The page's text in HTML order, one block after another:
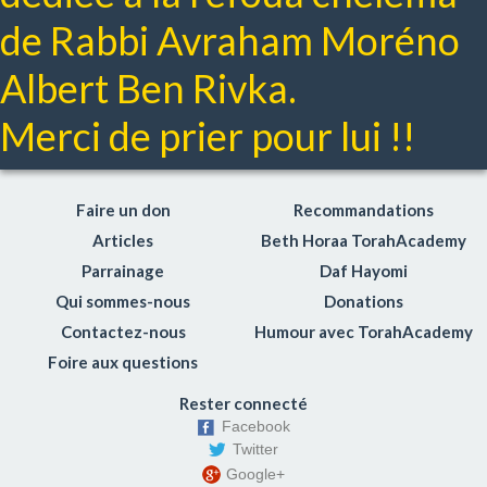
Lois du mariage
Respect des parents
Hochen michpat: Le droit civil
Netilat yadaim
Gueniza
Coaching Toraïque
Choul'han Aroukh Hayomi
Le sens des Mitsvot
Torahdiction
Dico-Torah
Enjeux de société
Chidoukhim (rencontres)
de Rabbi Avraham Moréno
Albert Ben Rivka.
Merci de prier pour lui !!
Faire un don
Articles
Parrainage
Qui sommes-nous
Contactez-nous
Foire aux questions
Recommandations
Beth Horaa TorahAcademy
Daf Hayomi
Donations
Humour avec TorahAcademy
Rester connecté
Facebook
Twitter
Google+